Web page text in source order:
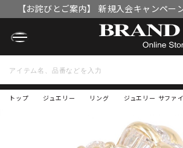
【お詫びとご案内】 新規入会キャンペー
OFFクーポン」付与漏れと補填
トップ ジュエリー サファ
ジュエリー リング